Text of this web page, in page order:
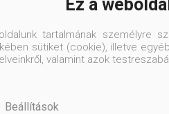
AMIT
MAGUNK
tartalmának személyre
sütiket (cookie), illetve
valamint azok
Beállítások